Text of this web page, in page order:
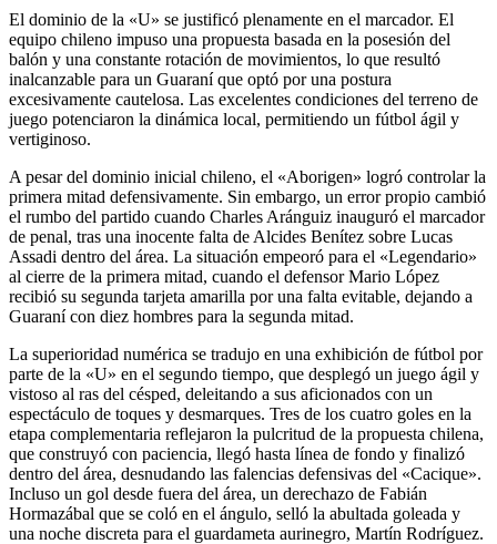
El dominio de la «U» se justificó plenamente en el marcador. El
equipo chileno impuso una propuesta basada en la posesión del
balón y una constante rotación de movimientos, lo que resultó
inalcanzable para un Guaraní que optó por una postura
excesivamente cautelosa. Las excelentes condiciones del terreno de
juego potenciaron la dinámica local, permitiendo un fútbol ágil y
vertiginoso.
A pesar del dominio inicial chileno, el «Aborigen» logró controlar la
primera mitad defensivamente. Sin embargo, un error propio cambió
el rumbo del partido cuando Charles Aránguiz inauguró el marcador
de penal, tras una inocente falta de Alcides Benítez sobre Lucas
Assadi dentro del área. La situación empeoró para el «Legendario»
al cierre de la primera mitad, cuando el defensor Mario López
recibió su segunda tarjeta amarilla por una falta evitable, dejando a
Guaraní con diez hombres para la segunda mitad.
La superioridad numérica se tradujo en una exhibición de fútbol por
parte de la «U» en el segundo tiempo, que desplegó un juego ágil y
vistoso al ras del césped, deleitando a sus aficionados con un
espectáculo de toques y desmarques. Tres de los cuatro goles en la
etapa complementaria reflejaron la pulcritud de la propuesta chilena,
que construyó con paciencia, llegó hasta línea de fondo y finalizó
dentro del área, desnudando las falencias defensivas del «Cacique».
Incluso un gol desde fuera del área, un derechazo de Fabián
Hormazábal que se coló en el ángulo, selló la abultada goleada y
una noche discreta para el guardameta aurinegro, Martín Rodríguez.